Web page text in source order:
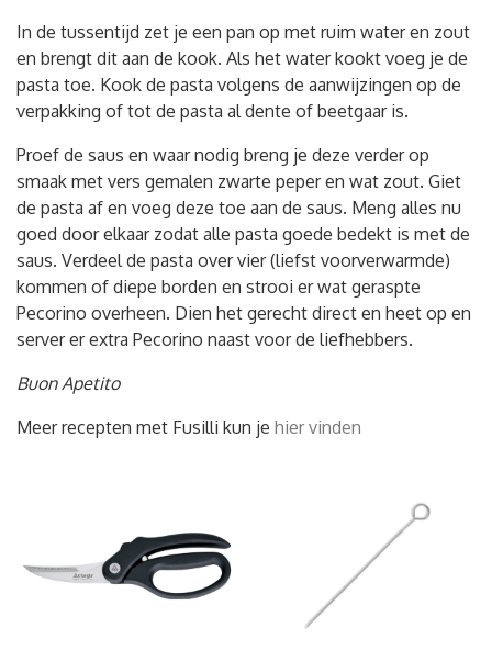
In de tussentijd zet je een pan op met ruim water en zout
en brengt dit aan de kook. Als het water kookt voeg je de
pasta toe. Kook de pasta volgens de aanwijzingen op de
verpakking of tot de pasta al dente of beetgaar is.
Proef de saus en waar nodig breng je deze verder op
smaak met vers gemalen zwarte peper en wat zout. Giet
de pasta af en voeg deze toe aan de saus. Meng alles nu
goed door elkaar zodat alle pasta goede bedekt is met de
saus. Verdeel de pasta over vier (liefst voorverwarmde)
kommen of diepe borden en strooi er wat geraspte
Pecorino overheen. Dien het gerecht direct en heet op en
server er extra Pecorino naast voor de liefhebbers.
Buon Apetito
Meer recepten met Fusilli kun je hier vinden